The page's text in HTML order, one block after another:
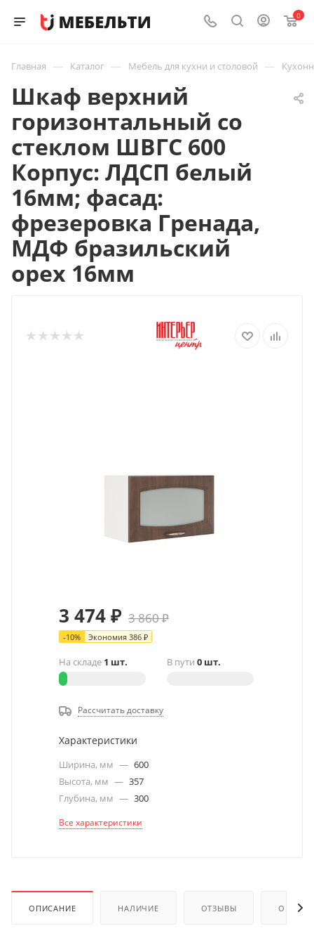
0
Главная — Каталог — Мебель для кухни и столовой —
Шкаф верхний
горизонтальный со
стеклом ШВГС 600
Корпус: ЛДСП белый
16мм; фасад:
фрезеровка Гренада,
МДФ бразильский
орех 16мм
3 474₽ 3 860₽
-10% Экономия 386 ₽
На складе 1 шт. В пути 0 шт.
Рассчитать доставку
Характеристики
Ширина, мм — 600
Высота, мм — 357
Глубина, мм — 300
Все характеристики
ОПИСАНИЕ НАЛИЧИЕ ОТЗЫВЫ ОПЛАТА